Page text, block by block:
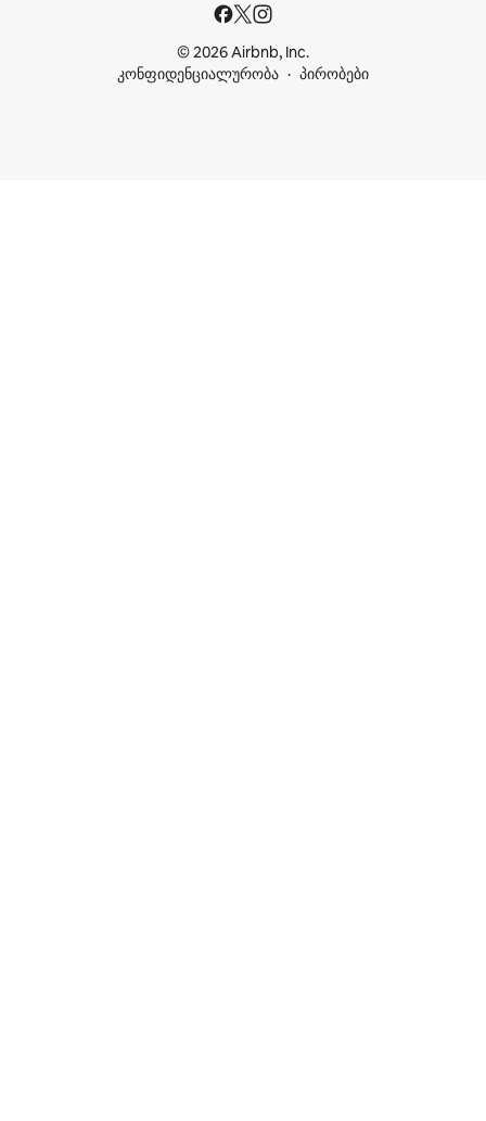
© 2026 Airbnb, Inc.
კონფიდენციალურობა
პირობები